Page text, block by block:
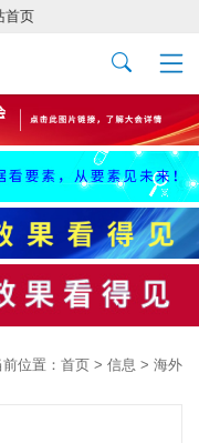
首页
前位置： 首页 > 信息 > 海外